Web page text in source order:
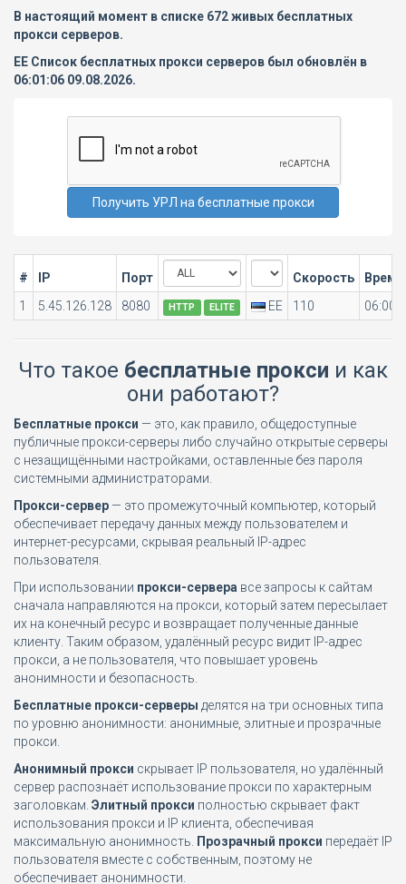
В настоящий момент в списке 672 живых бесплатных
прокси серверов.
EE Список бесплатных прокси серверов был обновлён в
06:01:06 09.08.2026.
# IP Порт Скорость
1
5.45.126.128 8080 HTTP ELITE EE 110
Что такое бесплатные прокси и как
они работают?
Бесплатные прокси — это, как правило, общедоступные
публичные прокси-серверы либо случайно открытые серверы
с незащищёнными настройками, оставленные без пароля
системными администраторами.
Прокси-сервер — это промежуточный компьютер, который
обеспечивает передачу данных между пользователем и
интернет-ресурсами, скрывая реальный IP-адрес
пользователя.
При использовании прокси-сервера все запросы к сайтам
сначала направляются на прокси, который затем пересылает
их на конечный ресурс и возвращает полученные данные
клиенту. Таким образом, удалённый ресурс видит IP-адрес
прокси, а не пользователя, что повышает уровень
анонимности и безопасность.
Бесплатные прокси-серверы делятся на три основных типа
по уровню анонимности: анонимные, элитные и прозрачные
прокси.
Анонимный прокси скрывает IP пользователя, но удалённый
сервер распознаёт использование прокси по характерным
заголовкам. Элитный прокси полностью скрывает факт
использования прокси и IP клиента, обеспечивая
максимальную анонимность.
Прозрачный прокси передаёт IP
пользователя вместе с собственным, поэтому не
обеспечивает анонимности.